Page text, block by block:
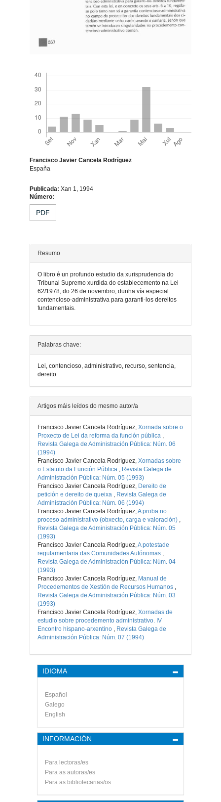
Francisco Javier Cancela Rodríguez
España
Contido
principal
do
artigo
Publicada: Xan 1, 1994
Número:
PDF
Resumo
O libro é un profundo estudio da xurisprudencia do
Tribunal Supremo xurdida do establecemento na Lei
62/1978, do 26 de novembro, dunha vía especial
contencioso-administrativa para garanti-los dereitos
fundamentais.
Detalles
do
artigo
Palabras chave:
Lei, contencioso, administrativo, recurso, sentencia,
dereito
Artigos máis leídos do mesmo autor/a
Francisco Javier Cancela Rodríguez, Xornada sobre o
Proxecto de Lei da reforma da función pública ,
Revista Galega de Administración Pública: Núm. 06
(1994)
Francisco Javier Cancela Rodríguez, Xornadas sobre
o Estatuto da Función Pública , Revista Galega de
Administración Pública: Núm. 05 (1993)
Francisco Javier Cancela Rodríguez, Dereito de
petición e dereito de queixa , Revista Galega de
Administración Pública: Núm. 06 (1994)
Francisco Javier Cancela Rodríguez,A proba no
proceso administrativo (obxecto, carga e valoración) ,
Revista Galega de Administración Pública: Núm. 05
(1993)
Francisco Javier Cancela Rodríguez,A potestade
regulamentaria das Comunidades Autónomas ,
Revista Galega de Administración Pública: Núm. 04
(1993)
Francisco Javier Cancela Rodríguez, Manual de
Procedementos de Xestión de Recursos Humanos ,
Revista Galega de Administración Pública: Núm. 03
(1993)
Francisco Javier Cancela Rodríguez, Xornadas de
estudio sobre procedemento administrativo. IV
Encontro hispano-arxentino , Revista Galega de
Administración Pública: Núm. 07 (1994)
IDIOMA
Español
Galego
English
INFORMACIÓN
Para lectoras/es
Para as autoras/es
Para as bibliotecarias/os